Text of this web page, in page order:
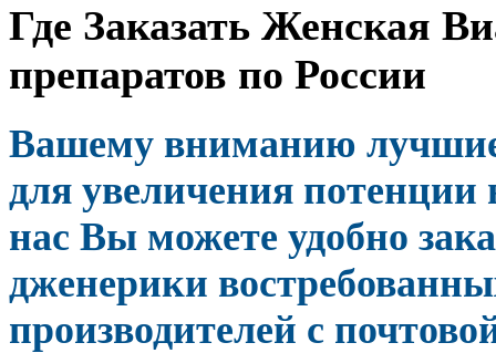
Где Заказать Женская
препаратов по России
Вашему вниманию лучшие
для увеличения
нас Вы можете удобно
дженерики
производителей с